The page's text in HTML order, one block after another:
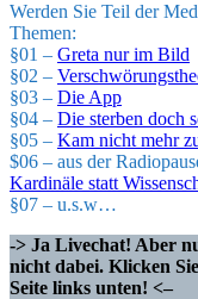
Werden Sie Teil der
Themen:
§01 – Greta nur im Bild
§02 –
§03 – Die App
§04 – Die sterben doch
§05 – Kam nicht mehr
$06 – aus der
Kardinäle statt
§07 – u.s.w…
-> Ja Livechat! Aber
nicht dabei. Klicken
Seite links unten! <–